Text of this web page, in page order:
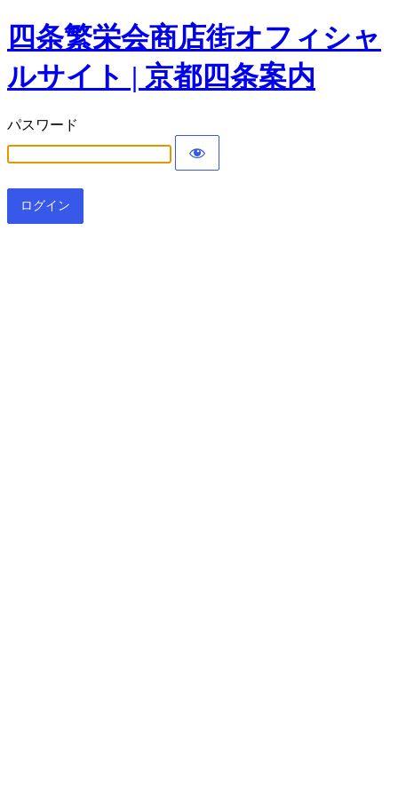
四条繁栄会商店街オフィシャ
ルサイト | 京都四条案内
パスワード